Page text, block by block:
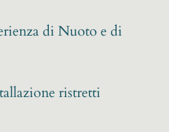
di Nuoto e di
ristretti